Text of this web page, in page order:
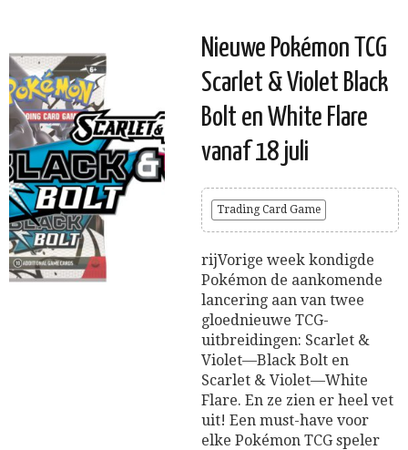
Nieuwe Pokémon TCG
Scarlet & Violet Black
Bolt en White Flare
vanaf 18 juli
Trading Card Game
rijVorige week kondigde
Pokémon de aankomende
lancering aan van twee
gloednieuwe TCG-
uitbreidingen: Scarlet &
Violet—Black Bolt en
Scarlet & Violet—White
Flare. En ze zien er heel vet
uit! Een must-have voor
elke Pokémon TCG speler